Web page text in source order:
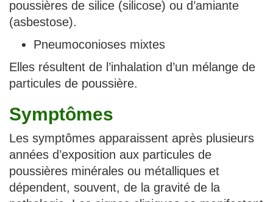
poussières de silice (silicose) ou d’amiante
(asbestose).
Pneumoconioses mixtes
Elles résultent de l’inhalation d’un mélange de
particules de poussière.
Symptômes
Les symptômes apparaissent après plusieurs
années d’exposition aux particules de
poussières minérales ou métalliques et
dépendent, souvent, de la gravité de la